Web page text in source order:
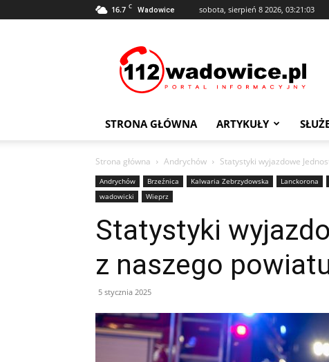
16.7 C Wadowice sobota, sierpień 8 2026, 03:21:03
STRONA GŁÓWNA ARTYKUŁY
Strona główna Andrychów Statystyki wyjazdowe
Andrychów Brzeźnica Kalwaria Zebrzydowska Lanckorona
wadowicki
Wieprz
Statystyki
z naszego
5 stycznia 2025